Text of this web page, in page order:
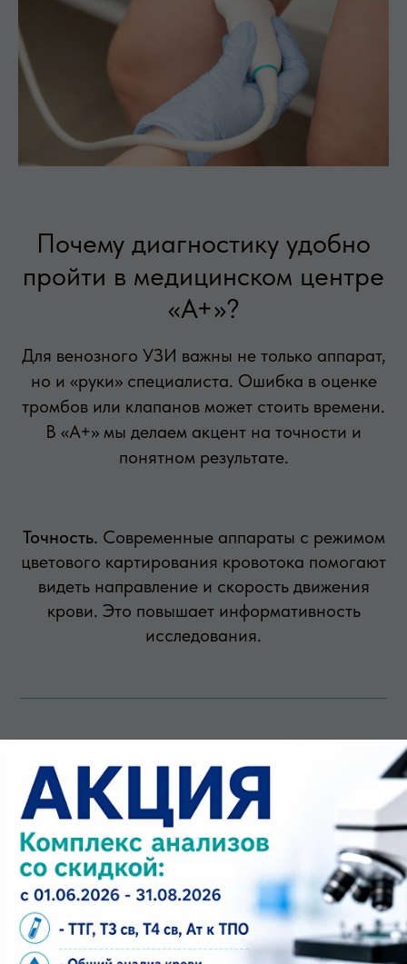
Почему диагностику удобно
пройти в медицинском центре
«А+»?
Для венозного УЗИ важны не только аппарат,
но и «руки» специалиста. Ошибка в оценке
тромбов или клапанов может стоить времени.
В «А+» мы делаем акцент на точности и
понятном результате.
Точность. Современные аппараты с режимом
цветового картирования кровотока помогают
видеть направление и скорость движения
крови. Это повышает информативность
исследования.
оценивать венозную систему комплексно и
обращают внимание на зоны, где чаще всего
возникают проблемы.
Удобство.Прием по записи, без очередей и